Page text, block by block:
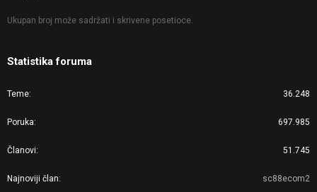
Ukupan broj može sadržati i skrivene posetioce.
Statistika foruma
Teme 36.248
Poruka 697.985
Članovi 51.745
Najnoviji član sc88ecom2